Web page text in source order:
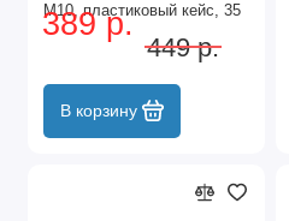
М10, пластиковый кейс, 35
шт. Denzel
389 р.
449 р.
В корзину